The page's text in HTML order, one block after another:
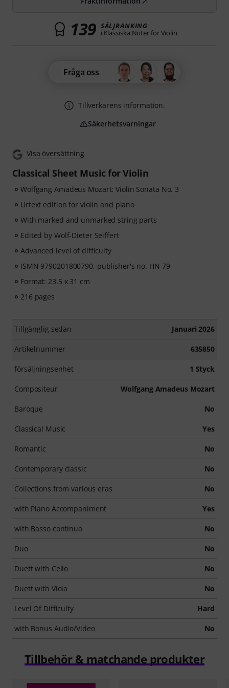
Visa översättning
Classical Sheet Music for Violin
Wolfgang Amadeus Mozart: Violin Sonata No. 3
Urtext edition for violin and piano
With marked and unmarked string parts
Edited by Wolf-Dieter Seiffert
Advanced level of difficulty
ISMN 9790201800790, publisher's no. HN 79
Format: 23.5 x 31 cm
216 pages
Tillgänglig sedan Januari 2026
Artikelnummer 635850
försäljningsenhet 1 Styck
Compositeur Wolfgang Amadeus Mozart
Baroque No
Classical Music Yes
Romantic No
Contemporary classic No
Collections from various eras No
with Piano Accompaniment Yes
with Basso continuo No
Duo No
Duett with Cello No
Duett with Viola No
Level Of Difficulty Hard
with Bonus Audio/Video No
139 SÄLJRANKING
i Klassiska Noter för Violin
Fråga oss
Tillverkarens information.
Säkerhetsvarningar
Tillbehör & matchande produkter